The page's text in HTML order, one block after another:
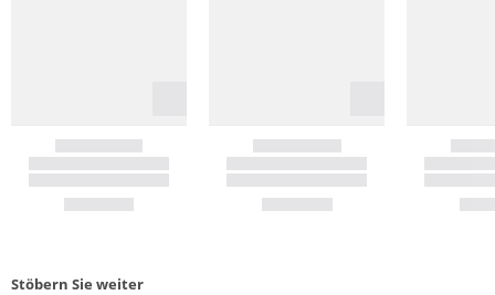
Stöbern Sie weiter